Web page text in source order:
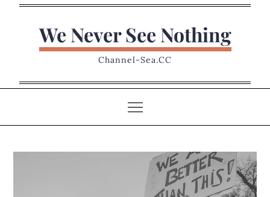
We Never See Nothing
Channel-Sea.CC